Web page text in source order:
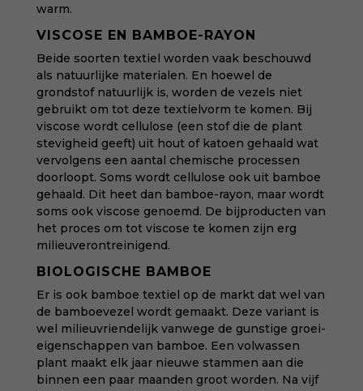
warm.
VISCOSE EN BAMBOE-RAYON
Beide soorten textiel worden vaak beschouwd
als natuurlijke materialen. En hoewel de
grondstof natuurlijk is, worden de vezels niet
gebruikt om tot deze textielvorm te komen. Bij
viscose wordt cellulose (een stof die de plant
stevigheid geeft) uit hout of katoen gehaald wat
vervolgens een aantal chemische processen
doorloopt. Soms wordt cellulose ook uit bamboe
gehaald. Dit heet dan bamboe-rayon, maar wordt
soms ook viscose genoemd. De bijproducten van
het proces om tot viscose te komen zijn erg
milieuverontreinigend.
BIOLOGISCHE BAMBOE
Er is ook bamboe textiel op de markt dat wel van
de bamboevezel wordt gemaakt. Deze variant is
wel milieuvriendelijk vanwege de gunstige groei-
eigenschappen van bamboe. Een volwassen
plant maakt elk jaar nieuwe stammen aan die
binnen een paar maanden groot worden. Na vijf